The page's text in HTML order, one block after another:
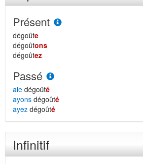
Présent
dégoûte
dégoûtons
dégoûtez
Passé
aie dégoûté
ayons dégoûté
ayez dégoûté
Infinitif